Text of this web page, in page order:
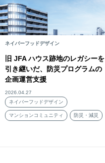
ネイバーフッドデザイン
旧 JFA ハウス跡地のレガシーを
引き継いだ、防災プログラムの
企画運営支援
2026.04.27
ネイバーフッドデザイン
マンションコミュニティ 防災・減災